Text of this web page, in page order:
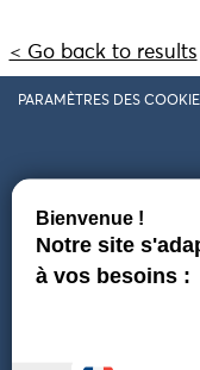
< Go back to results
PARAMÈTRES DES
Follow us